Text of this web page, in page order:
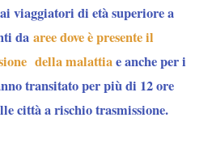
viaggiatori di età superiore a
daaree dove è presente il
della malattiae anche per i
transitato per più di 12 ore
città a rischio trasmissione.